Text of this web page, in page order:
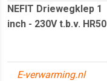
NEFIT Driewegklep 1
inch - 230V t.b.v. HR50
E-verwarming.nl